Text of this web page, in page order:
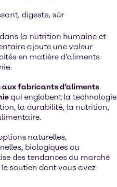
digeste, sûr
la nutrition humaine et
ajoute une valeur
en matière d’aliments
aux fabricants d’aliments
qui englobent la technologie
la durabilité, la nutrition,
naturelles,
biologiques ou
des tendances du marché
soutien dont vous avez